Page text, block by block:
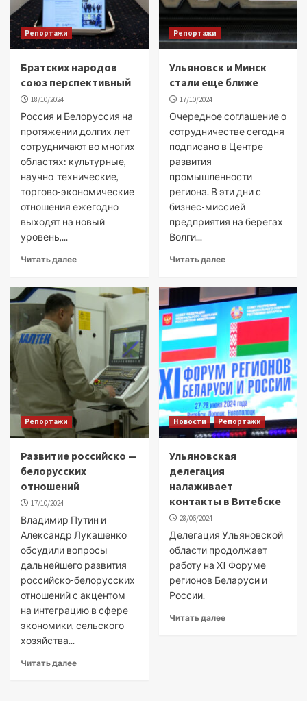
Репортажи
Братских народов
союз перспективный
18/10/2024
Россия и Белоруссия на
протяжении долгих лет
сотрудничают во многих
областях: культурные,
научно-технические,
торгово-экономические
отношения ежегодно
выходят на новый
уровень,...
Читать далее
Репортажи
Ульяновск и Минск
стали еще ближе
17/10/2024
Очередное соглашение о
сотрудничестве сегодня
подписано в Центре
развития
промышленности
региона. В эти дни с
бизнес-миссией
предприятия на берегах
Волги...
Читать далее
Репортажи
Развитие российско —
белорусских
отношений
17/10/2024
Владимир Путин и
Александр Лукашенко
обсудили вопросы
дальнейшего развития
российско-белорусских
отношений с акцентом
на интеграцию в сфере
экономики, сельского
хозяйства...
Читать далее
Новости Репортажи
Ульяновская
делегация
налаживает
контакты в Витебске
28/06/2024
Делегация Ульяновской
области продолжает
работу на XI Форуме
регионов Беларуси и
России.
Читать далее